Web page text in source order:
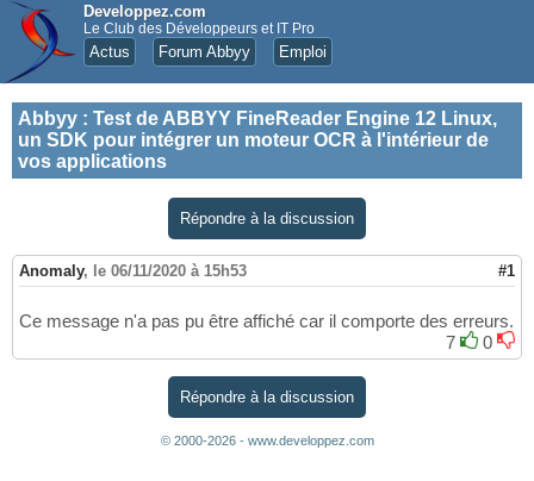
Developpez.com
Le Club des Développeurs et IT Pro
Actus Forum Abbyy Emploi
Abbyy : Test de ABBYY FineReader Engine 12 Linux,
un SDK pour intégrer un moteur OCR à l'intérieur de
vos applications
Répondre à la discussion
Anomaly, le 06/11/2020 à 15h53 #1
Ce message n'a pas pu être affiché car il comporte des erreurs.
7
0
Répondre à la discussion
© 2000-2026 - www.developpez.com